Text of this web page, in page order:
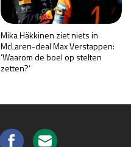
Mika Häkkinen ziet niets in
McLaren-deal Max Verstappen:
‘Waarom de boel op stelten
zetten?’